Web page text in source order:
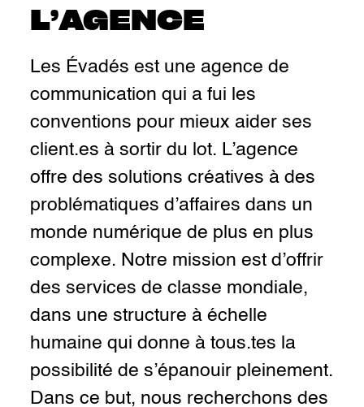
L’AGENCE
Les Évadés est une agence de
communication qui a fui les
conventions pour mieux aider ses
client.es à sortir du lot. L’agence
offre des solutions créatives à des
problématiques d’affaires dans un
monde numérique de plus en plus
complexe. Notre mission est d’offrir
des services de classe mondiale,
dans une structure à échelle
humaine qui donne à tous.tes la
possibilité de s’épanouir pleinement.
Dans ce but, nous recherchons des